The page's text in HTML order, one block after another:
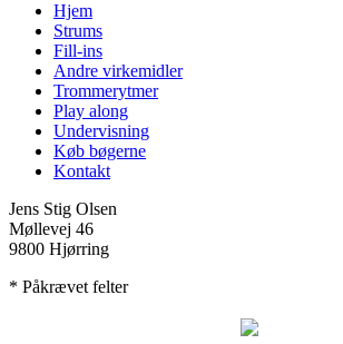
Hjem
Strums
Fill-ins
Andre virkemidler
Trommerytmer
Play along
Undervisning
Køb bøgerne
Kontakt
Jens Stig Olsen
Møllevej 46
9800 Hjørring
* Påkrævet felter